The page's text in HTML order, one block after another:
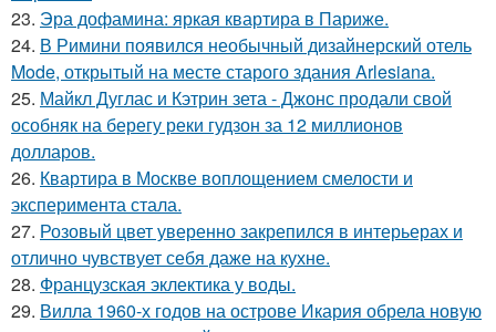
23. Эра дофамина: яркая квартира в Париже.
24. В Римини появился необычный дизайнерский отель
Mode, открытый на месте старого здания Arlesiana.
25. Майкл Дуглас и Кэтрин зета - Джонс продали свой
особняк на берегу реки гудзон за 12 миллионов
долларов.
26. Квартира в Москве воплощением смелости и
эксперимента стала.
27. Розовый цвет уверенно закрепился в интерьерах и
отлично чувствует себя даже на кухне.
28. Французская эклектика у воды.
29. Вилла 1960-х годов на острове Икария обрела новую